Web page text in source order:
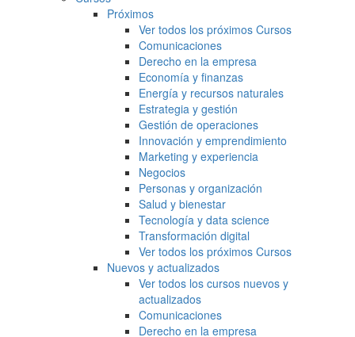
Próximos
Ver todos los próximos Cursos
Comunicaciones
Derecho en la empresa
Economía y finanzas
Energía y recursos naturales
Estrategia y gestión
Gestión de operaciones
Innovación y emprendimiento
Marketing y experiencia
Negocios
Personas y organización
Salud y bienestar
Tecnología y data science
Transformación digital
Ver todos los próximos Cursos
Nuevos y actualizados
Ver todos los cursos nuevos y
actualizados
Comunicaciones
Derecho en la empresa